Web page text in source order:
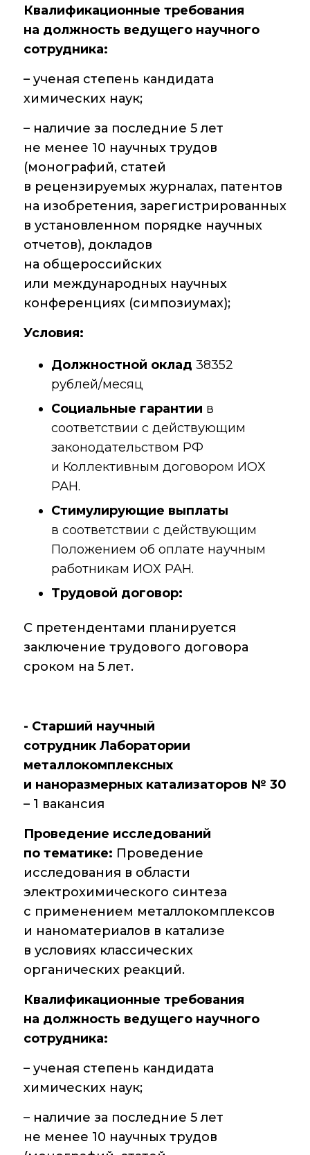
направления
деятельности
Важнейшие
института
по органической
химии
Искусственный
интеллект (ИИ)
в химии
Аддитивные
Электронная
микроскопия
Награды
сотрудников ИОХ
РАН
Мероприятия
Конференции
Журналы
Национальные
проекты России
Разработки
по приоритетным
направлениям НТР
Аспирантура
Набор студентов
Рекомендации ВАК
о типовых
нарушениях
Новости института
Конференции
Новости
диссертационных
советов
Новые лаборатории
Институт в СМИ
Конкурсы, премии
должностей
История ВХК РАН
Квалификационные требования
на должность ведущего научного
сотрудника:
– ученая степень кандидата
химических наук;
– наличие за последние 5 лет
не менее 10 научных трудов
(монографий, статей
в рецензируемых журналах, патентов
на изобретения, зарегистрированных
в установленном порядке научных
отчетов), докладов
на общероссийских
или международных научных
конференциях (симпозиумах);
Условия:
Должностной оклад 38352
рублей/месяц
Социальные гарантии в
соответствии с действующим
законодательством РФ
и Коллективным договором ИОХ
РАН.
Стимулирующие выплаты
в соответствии с действующим
Положением об оплате научным
работникам ИОХ РАН.
Трудовой договор:
С претендентами планируется
заключение трудового договора
сроком на 5 лет.
- Старший научный
сотрудник Лаборатории
металлокомплексных
и наноразмерных катализаторов № 30
– 1 вакансия
Проведение исследований
по тематике: Проведение
исследования в области
электрохимического синтеза
с применением металлокомплексов
и наноматериалов в катализе
в условиях классических
органических реакций.
Квалификационные требования
на должность ведущего научного
сотрудника:
– ученая степень кандидата
химических наук;
– наличие за последние 5 лет
не менее 10 научных трудов